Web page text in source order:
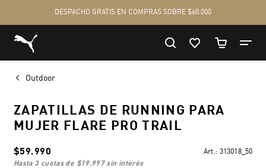
Outdoor
ZAPATILLAS DE RUNNING PARA
MUJER FLARE PRO TRAIL
$59.990 Art.: 313018_50
hasta 3 cuotas de $19.997sin interés